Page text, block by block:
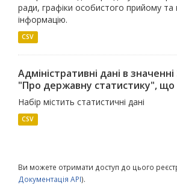
ради, графіки особистого прийому та
інформацію.
CSV
Адміністративні дані в
"Про державну статистику", що
Набір містить статистичні дані
CSV
Ви можете отримати доступ до цього
Документація API).